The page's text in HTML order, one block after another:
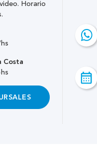
Horario
Costa